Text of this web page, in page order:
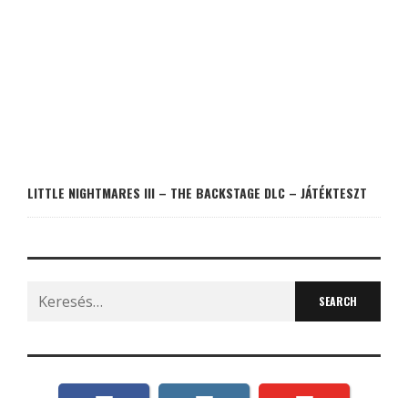
LITTLE NIGHTMARES III – THE BACKSTAGE DLC – JÁTÉKTESZT
Search
for: